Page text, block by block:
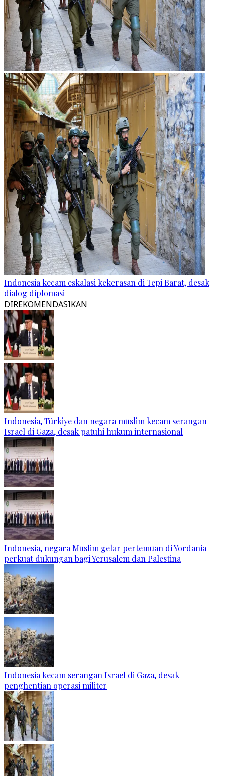
Indonesia kecam eskalasi kekerasan di Tepi Barat, desak
dialog diplomasi
DIREKOMENDASIKAN
Indonesia, Türkiye dan negara muslim kecam serangan
Israel di Gaza, desak patuhi hukum internasional
Indonesia, negara Muslim gelar pertemuan di Yordania
perkuat dukungan bagi Yerusalem dan Palestina
Indonesia kecam serangan Israel di Gaza, desak
penghentian operasi militer